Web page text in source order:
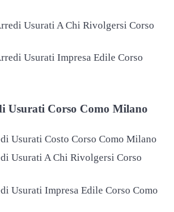
Usurati A Chi Rivolgersi Corso
Usurati Impresa Edile Corso
Usurati Corso Como Milano
Usurati Costo Corso Como Milano
Usurati A Chi Rivolgersi Corso
Usurati Impresa Edile Corso Como